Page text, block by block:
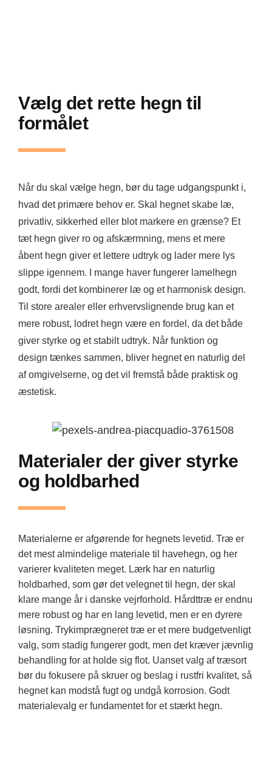
Vælg det rette hegn til
formålet
Når du skal vælge hegn, bør du tage udgangspunkt i,
hvad det primære behov er. Skal hegnet skabe læ,
privatliv, sikkerhed eller blot markere en grænse? Et
tæt hegn giver ro og afskærmning, mens et mere
åbent hegn giver et lettere udtryk og lader mere lys
slippe igennem. I mange haver fungerer lamelhegn
godt, fordi det kombinerer læ og et harmonisk design.
Til store arealer eller erhvervslignende brug kan et
mere robust, lodret hegn være en fordel, da det både
giver styrke og et stabilt udtryk. Når funktion og
design tænkes sammen, bliver hegnet en naturlig del
af omgivelserne, og det vil fremstå både praktisk og
æstetisk.
Materialer der giver styrke
og holdbarhed
Materialerne er afgørende for hegnets levetid. Træ er
det mest almindelige materiale til havehegn, og her
varierer kvaliteten meget. Lærk har en naturlig
holdbarhed, som gør det velegnet til hegn, der skal
klare mange år i danske vejrforhold. Hårdttræ er endnu
mere robust og har en lang levetid, men er en dyrere
løsning. Trykimprægneret træ er et mere budgetvenligt
valg, som stadig fungerer godt, men det kræver jævnlig
behandling for at holde sig flot. Uanset valg af træsort
bør du fokusere på skruer og beslag i rustfri kvalitet, så
hegnet kan modstå fugt og undgå korrosion. Godt
materialevalg er fundamentet for et stærkt hegn.